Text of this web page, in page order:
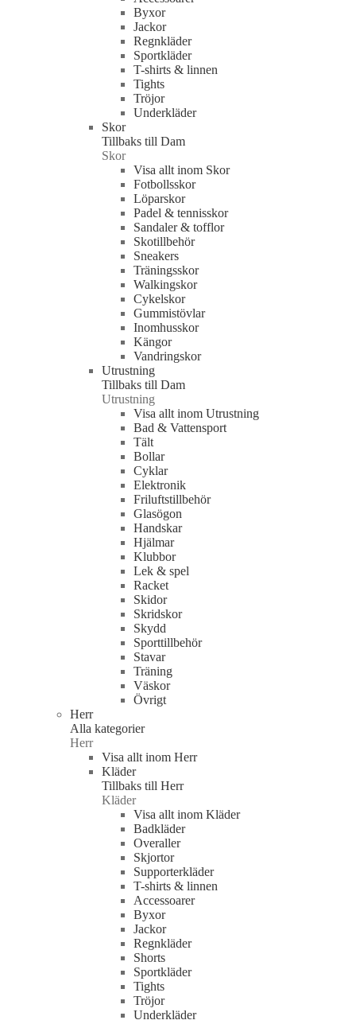
Byxor
Jackor
Regnkläder
Sportkläder
T-shirts & linnen
Tights
Tröjor
Underkläder
Skor
Tillbaks till Dam
Skor
Visa allt inom Skor
Fotbollsskor
Löparskor
Padel & tennisskor
Sandaler & tofflor
Skotillbehör
Sneakers
Träningsskor
Walkingskor
Cykelskor
Gummistövlar
Inomhusskor
Kängor
Vandringskor
Utrustning
Tillbaks till Dam
Utrustning
Visa allt inom Utrustning
Bad & Vattensport
Tält
Bollar
Cyklar
Elektronik
Friluftstillbehör
Glasögon
Handskar
Hjälmar
Klubbor
Lek & spel
Racket
Skidor
Skridskor
Skydd
Sporttillbehör
Stavar
Träning
Väskor
Övrigt
Herr
Alla kategorier
Herr
Visa allt inom Herr
Kläder
Tillbaks till Herr
Kläder
Visa allt inom Kläder
Badkläder
Overaller
Skjortor
Supporterkläder
T-shirts & linnen
Accessoarer
Byxor
Jackor
Regnkläder
Shorts
Sportkläder
Tights
Tröjor
Underkläder